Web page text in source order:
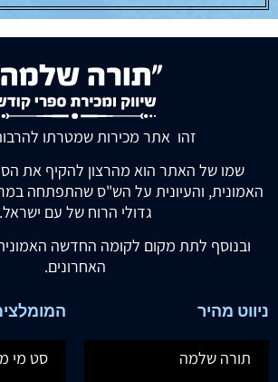
זהו אתר מכירות שמטרתו
שמו של האתר הוא מהרצון להקיף את
האמונית, והעיונית על הש"ס שהתפתחה
גדולי הרוח של עם ישראל.
ובנוסף לתת מקום לקומה החדשה
האחרונים.
ניווט מהיר
תורה שלמה
סט מי